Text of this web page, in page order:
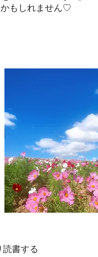
もしれません♡
読書する